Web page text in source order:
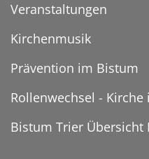
Veranstaltungen
Kirchenmusik
Prävention im Bistum
Rollenwechsel - Kirche
Bistum Trier Übersicht